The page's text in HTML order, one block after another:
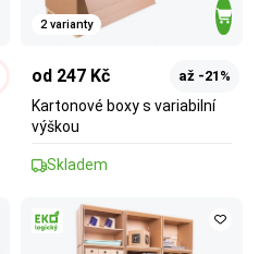
2 varianty
od 247 Kč až -21%
Kartonové boxy s variabilní
výškou
Skladem